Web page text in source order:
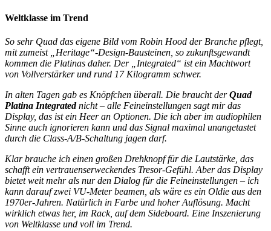
Weltklasse im Trend
So sehr Quad das eigene Bild vom Robin Hood der Branche pflegt,
mit zumeist „Heritage“-Design-Bausteinen, so zukunftsgewandt
kommen die Platinas daher. Der „Integrated“ ist ein Machtwort
von Vollverstärker und rund 17 Kilogramm schwer.
In alten Tagen gab es Knöpfchen überall. Die braucht derQuad
Platina Integratednicht – alle Feineinstellungen sagt mir das
Display, das ist ein Heer an Optionen. Die ich aber im audiophilen
Sinne auch ignorieren kann und das Signal maximal unangetastet
durch die Class-A/B-Schaltung jagen darf.
Klar brauche ich einen großen Drehknopf für die Lautstärke, das
schafft ein vertrauenserweckendes Tresor-Gefühl. Aber das Display
bietet weit mehr als nur den Dialog für die Feineinstellungen – ich
kann darauf zwei VU-Meter beamen, als wäre es ein Oldie aus den
1970er-Jahren. Natürlich in Farbe und hoher Auflösung. Macht
wirklich etwas her, im Rack, auf dem Sideboard. Eine Inszenierung
von Weltklasse und voll im Trend.